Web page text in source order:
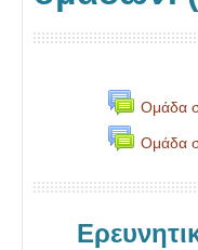
13
Ομάδα
Ομάδα